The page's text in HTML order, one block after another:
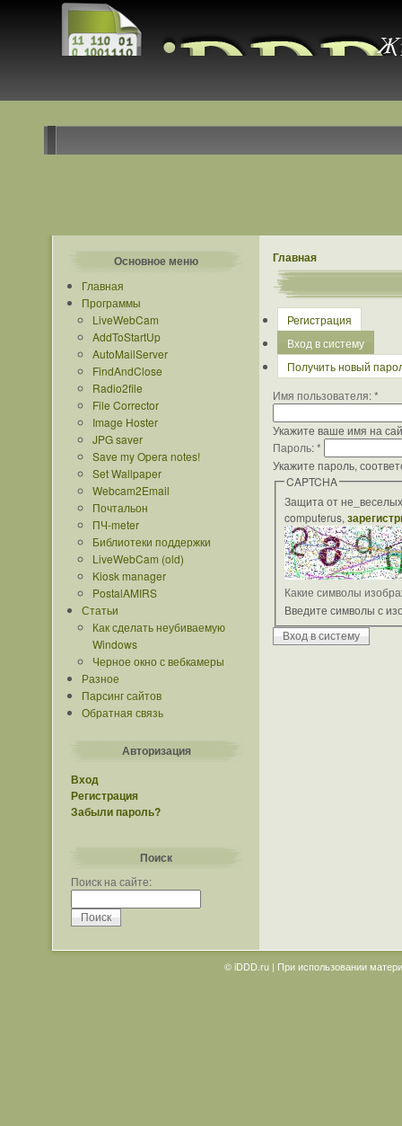
Основное меню
Главная
Программы
LiveWebCam
AddToStartUp
AutoMailServer
FindAndClose
Radio2file
File Corrector
Image Hoster
JPG saver
Save my Opera notes!
Set Wallpaper
Webcam2Email
Почтальон
ПЧ-meter
Библиотеки поддержки
LiveWebCam (old)
Kiosk manager
PostalAMIRS
Статьи
Как сделать неубиваемую
Windows
Черное окно с вебкамеры
Разное
Парсинг сайтов
Обратная связь
Авторизация
Вход
Регистрация
Забыли пароль?
Поиск
Поиск на сайте:
Главная
Регистрация
Вход в систему
Получить новый
Имя пользователя:*
Укажите ваше имя на
Пароль:*
Укажите пароль,
CAPTCHA
Защита от
computerus,
Какие символы
Введите символы с
© iDDD.ru | При использовании